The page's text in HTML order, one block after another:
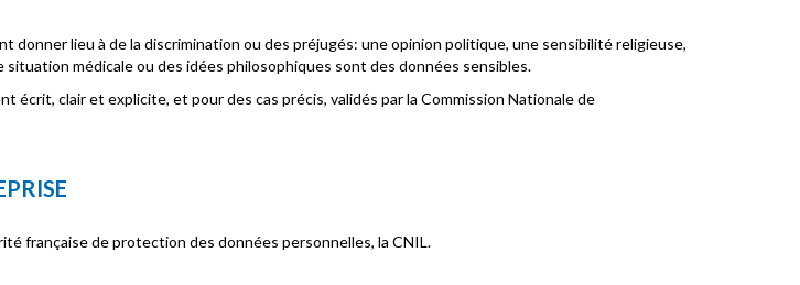
lieu à de la discrimination ou des préjugés: une opinion politique, une sensibilité religieuse,
médicale ou des idées philosophiques sont des données sensibles.
clair et explicite, et pour des cas précis, validés par la Commission Nationale de
française de protection des données personnelles, la CNIL.